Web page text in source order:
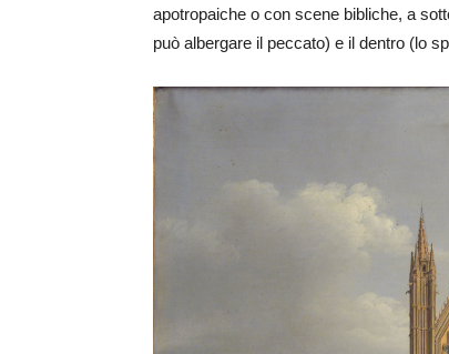
apotropaiche o con scene bibliche, a
può albergare il peccato) e il dentro (lo